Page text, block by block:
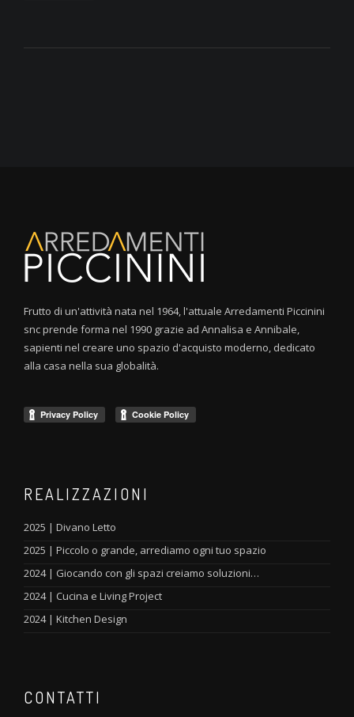
Frutto di un'attività nata nel 1964, l'attuale Arredamenti Piccinini
snc prende forma nel 1990 grazie ad Annalisa e Annibale,
sapienti nel creare uno spazio d'acquisto moderno, dedicato
alla casa nella sua globalità.
REALIZZAZIONI
2025 | Divano Letto
2025 | Piccolo o grande, arrediamo ogni tuo spazio
2024 | Giocando con gli spazi creiamo soluzioni…
2024 | Cucina e Living Project
2024 | Kitchen Design
CONTATTI